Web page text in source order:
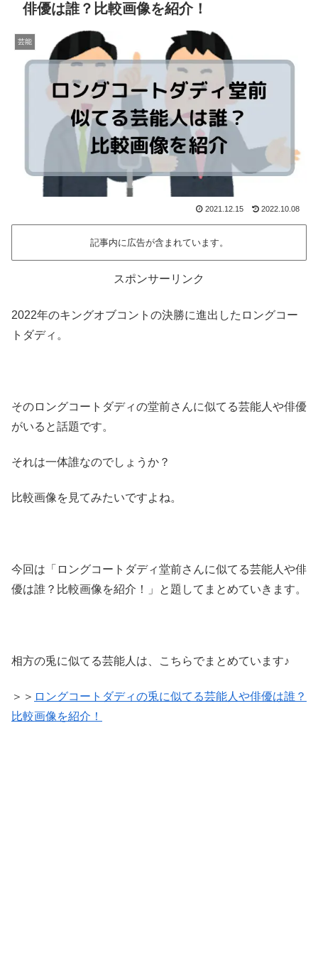
俳優は誰？比較画像を紹介！
芸能
2021.12.15 2022.10.08
記事内に広告が含まれています。
スポンサーリンク
2022年のキングオブコントの決勝に進出したロングコー
トダディ。
そのロングコートダディの堂前さんに似てる芸能人や俳優
がいると話題です。
それは一体誰なのでしょうか？
比較画像を見てみたいですよね。
今回は「ロングコートダディ堂前さんに似てる芸能人や俳
優は誰？比較画像を紹介！」と題してまとめていきます。
相方の兎に似てる芸能人は、こちらでまとめています♪
＞＞ ロングコートダディの兎に似てる芸能人や俳優は誰？
比較画像を紹介！